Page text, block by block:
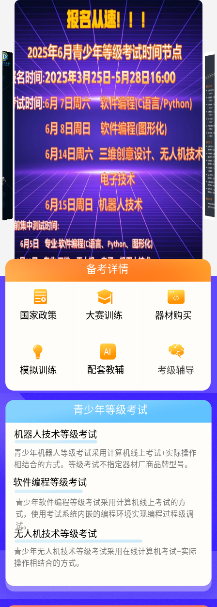
暂未添加内容
青少年等级考试
软件编程等级考试
机器人技术等级考试
无人机技术等级考试
青少年软件编程等级考试采用计算机线上考试的方
式，使用考试系统内嵌的编程环境实现编程过程级调
试。
青少年机器人等级考试采用计算机线上考试+实际操作
相结合的方式。等级考试不指定器材厂商品牌型号。
青少年无人机技术等级考试采用在线计算机考试+实际
操作相结合的方式。
国家政策 器材购买
考级辅导
配套教辅
模拟训练
大赛训练
备考详情